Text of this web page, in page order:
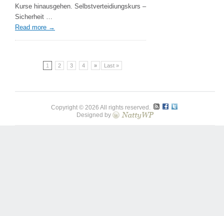
Kurse hinausgehen. Selbstverteidiungskurs –
Sicherheit …
Read more →
1 2 3 4 » Last »
Copyright © 2026 All rights reserved.
Designed by